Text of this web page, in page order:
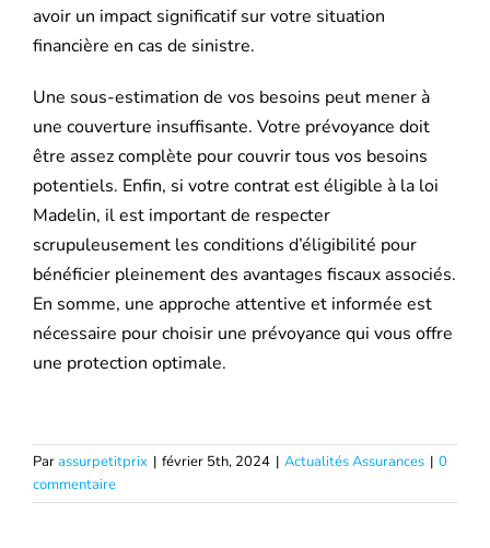
avoir un impact significatif sur votre situation
financière en cas de sinistre.
Une sous-estimation de vos besoins peut mener à
une couverture insuffisante. Votre prévoyance doit
être assez complète pour couvrir tous vos besoins
potentiels. Enfin, si votre contrat est éligible à la loi
Madelin, il est important de respecter
scrupuleusement les conditions d’éligibilité pour
bénéficier pleinement des avantages fiscaux associés.
En somme, une approche attentive et informée est
nécessaire pour choisir une prévoyance qui vous offre
une protection optimale.
Parassurpetitprix | février 5th, 2024 | Actualités Assurances | 0
commentaire